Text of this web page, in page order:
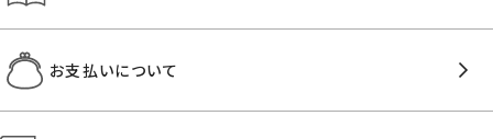
お支払いについて